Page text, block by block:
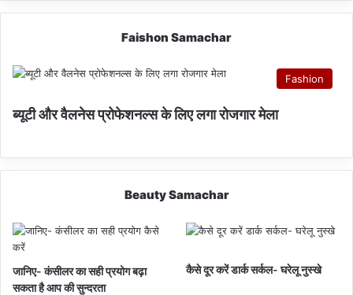
Faishon Samachar
Fashion
ब्यूटी और वैलनेस प्रोफेशनल्स के लिए लगा रोजगार मेला
Beauty Samachar
जानिए- कंसीलर का सही प्रयोग बढ़ा
सकता है आप की सुन्दरता
कैसे दूर करें डार्क सर्कल- घरेलू नुस्खे